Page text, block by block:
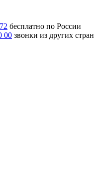
бесплатно по России
00 звонки из других стран